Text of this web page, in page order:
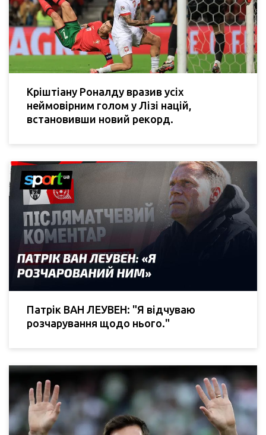
Кріштіану Роналду вразив усіх
неймовірним голом у Лізі націй,
встановивши новий рекорд.
Патрік ВАН ЛЕУВЕН: "Я відчуваю
розчарування щодо нього."